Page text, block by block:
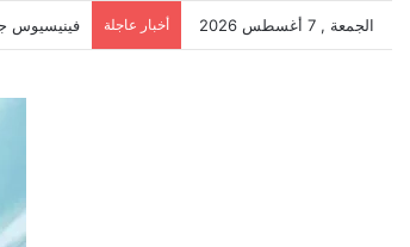
الجمعة , 7 أغسطس 2026 أخبار عاجلة سيلتيك